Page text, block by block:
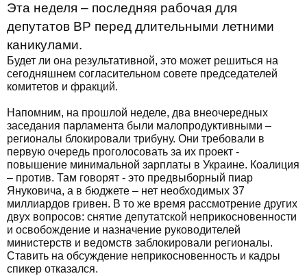
Эта неделя – последняя рабочая для
депутатов ВР перед длительными летними
каникулами.
Будет ли она результативной, это может решиться на
сегодняшнем согласительном совете председателей
комитетов и фракций.
Напомним, на прошлой неделе, два внеочередных
заседания парламента были малопродуктивными –
регионалы блокировали трибуну. Они требовали в
первую очередь проголосовать за их проект -
повышение минимальной зарплаты в Украине. Коалиция
– против. Там говорят - это предвыборный пиар
Януковича, а в бюджете – нет необходимых 37
миллиардов гривен. В то же время рассмотрение других
двух вопросов: снятие депутатской неприкосновенности
и освобождение и назначение руководителей
министерств и ведомств заблокировали регионалы.
Ставить на обсуждение неприкосновенность и кадры
спикер отказался.